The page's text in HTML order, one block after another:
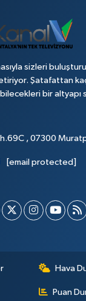
sizleri
Şatafattan
bir altyapı
, 07300
[email protected]
Hava
Puan